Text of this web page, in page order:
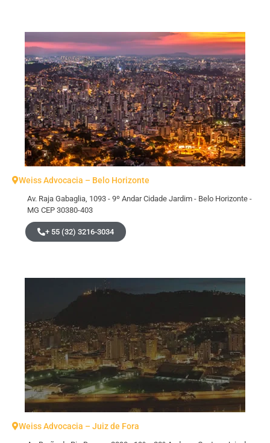
Weiss Advocacia – Belo Horizonte
Av. Raja Gabaglia, 1093 - 9º Andar Cidade Jardim - Belo Horizonte -
MG CEP 30380-403
+ 55 (32) 3216-3034
Weiss Advocacia – Juiz de Fora